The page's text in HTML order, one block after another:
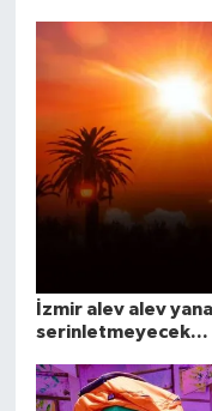
İzmir alev alev
serinletmeyecek...